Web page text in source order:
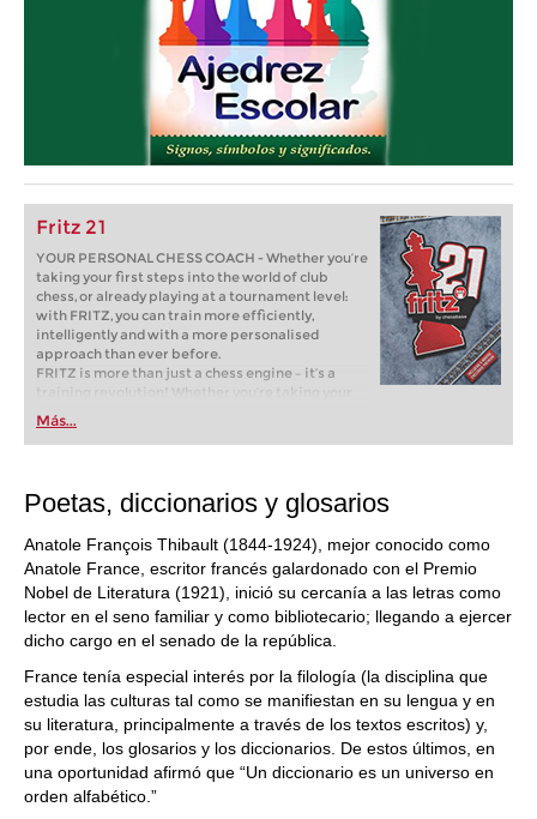
Fritz 21
YOUR PERSONAL CHESS COACH - Whether you’re
taking your first steps into the world of club
chess, or already playing at a tournament level:
with FRITZ, you can train more efficiently,
intelligently and with a more personalised
approach than ever before.
FRITZ is more than just a chess engine – it’s a
training revolution! Whether you’re taking your
first steps into the world of club chess, or already
playing at a tournament level: with FRITZ, you can
train more efficiently, intelligently and with a
Más...
Poetas, diccionarios y glosarios
Anatole François Thibault (1844-1924), mejor conocido como
Anatole France, escritor francés galardonado con el Premio
Nobel de Literatura (1921), inició su cercanía a las letras como
lector en el seno familiar y como bibliotecario; llegando a ejercer
dicho cargo en el senado de la república.
France tenía especial interés por la filología (la disciplina que
estudia las culturas tal como se manifiestan en su lengua y en
su literatura, principalmente a través de los textos escritos) y,
por ende, los glosarios y los diccionarios. De estos últimos, en
una oportunidad afirmó que “Un diccionario es un universo en
orden alfabético.”